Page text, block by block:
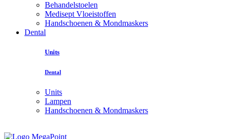
Behandelstoelen
Medisept Vloeistoffen
Handschoenen & Mondmaskers
Dental
Units
Dental
Units
Lampen
Handschoenen & Mondmaskers